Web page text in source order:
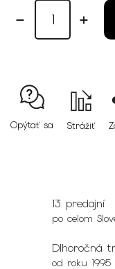
Opýtať sa Strážiť
13 predajní
po celom
Dlhoročná
od roku 1995